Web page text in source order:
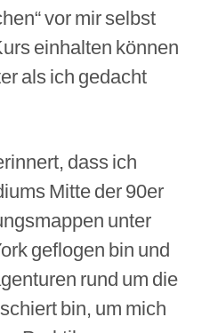
vor mir selbst
einhalten können
als ich gedacht
dass ich
Mitte der 90er
unter
geflogen bin und
rund um die
bin, um mich